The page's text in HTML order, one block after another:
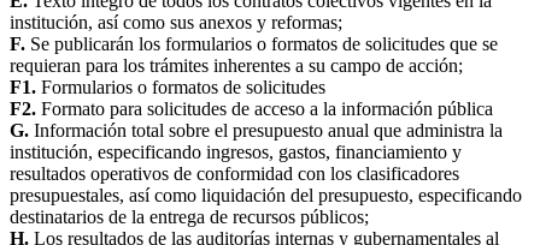
institución, así como sus anexos y reformas;
F. Se publicarán los formularios o formatos de solicitudes que se
requieran para los trámites inherentes a su campo de acción;
F1. Formularios o formatos de solicitudes
F2. Formato para solicitudes de acceso a la información pública
G. Información total sobre el presupuesto anual que administra la
institución, especificando ingresos, gastos, financiamiento y
resultados operativos de conformidad con los clasificadores
presupuestales, así como liquidación del presupuesto, especificando
destinatarios de la entrega de recursos públicos;
H. Los resultados de las auditorías internas y gubernamentales al